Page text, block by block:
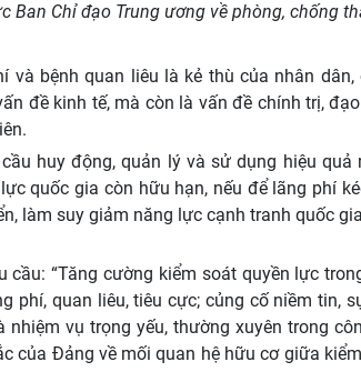
Ban Chỉ đạo Trung ương về phòng, chống
và bệnh quan liêu là kẻ thù của nhân
đề kinh tế, mà còn là vấn đề chính trị,
huy động, quản lý và sử dụng hiệu
quốc gia còn hữu hạn, nếu để lãng phí
làm suy giảm năng lực cạnh tranh quốc
“Tăng cường kiểm soát quyền lực
phí, quan liêu, tiêu cực; củng cố niềm tin,
nhiệm vụ trọng yếu, thường xuyên trong
của Đảng về mối quan hệ hữu cơ giữa